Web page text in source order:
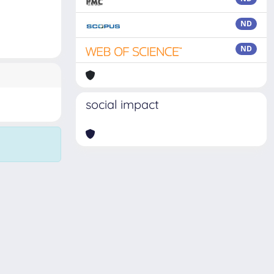
ND
ND
social impact